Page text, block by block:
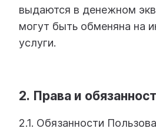
выдаются в денежном
могут быть обменяна на
услуги.
2. Права и
2.1. Обязанности